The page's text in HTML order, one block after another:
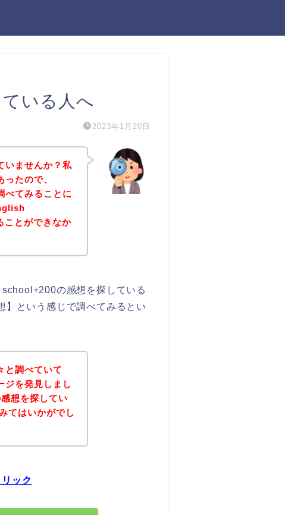
いる人へ
2023年1月20日
ませんか？私
たので、
てみることに
ことができなか
の感想を探している
という感じで調べてみるとい
調べていて
を発見しまし
想を探してい
てはいかがでし
ック